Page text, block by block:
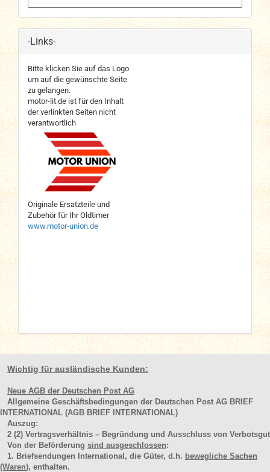
-Links-
Bitte klicken Sie auf das Logo
um auf die gewünschte Seite
zu gelangen.
motor-lit.de ist für den Inhalt
der verlinkten Seiten nicht
verantwortlich
Originale Ersatzteile und
Zubehör für Ihr Oldtimer
www.motor-union.de
Wichtig für ausländische Kunden:
Neue AGB der Deutschen Post AG
Allgemeine Geschäftsbedingungen der Deutschen Post AG BRIEF
INTERNATIONAL (AGB BRIEF INTERNATIONAL)
Auszug:
2 (2) Vertragsverhältnis – Begründung und Ausschluss von Verbotsgut
Von der Beförderung sind ausgeschlossen:
1. Briefsendungen International, die Güter, d.h. bewegliche Sachen
(Waren), enthalten.